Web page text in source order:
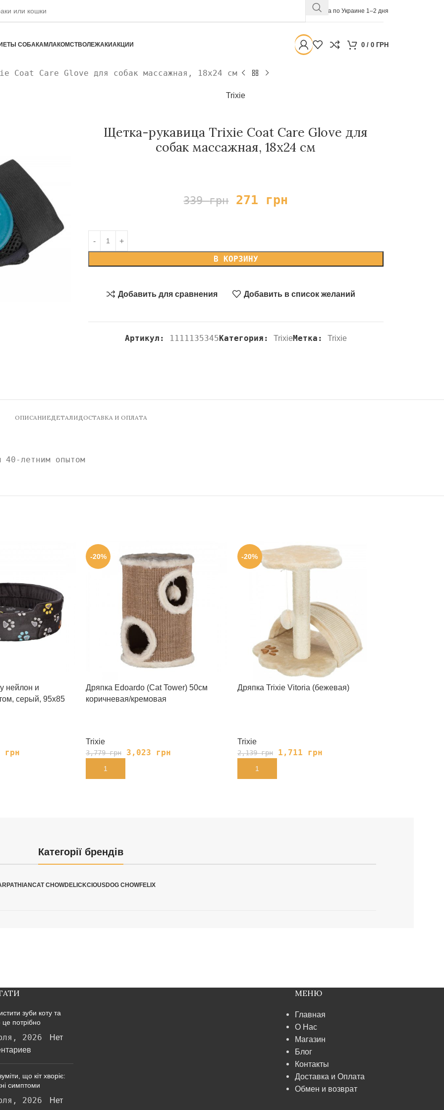
Доставка по Украине 1–2 дня
СОБАКАМЛАКОМСТВОЛЕЖАКИАКЦИИ 0 / 0 ГРН
Coat Care Glove для собак массажная, 18х24 см
Trixie
Щетка-рукавица Trixie Coat Care Glove для
собак массажная, 18х24 см
339грн 271 грн
В КОРЗИНУ
Добавить для сравнения Добавить в список желаний
Артикул: 1111135345Категория: TrixieМетка: Trixie
ОПИСАНИЕ ДЕТАЛИ ДОСТАВКА И ОПЛАТА
летним опытом
нейлон и
серый, 95х85
грн
-20%
Дряпка Edoardo (Cat Tower) 50см
коричневая/кремовая
Trixie
3,779грн 3,023 грн
В КОРЗИНУ
-20%
Дряпка Trixie Vitoria (бежевая)
Trixie
2,139грн 1,711 грн
В КОРЗИНУ
Категорії брендів
CAT CHOWDELICKCIOUSDOG CHOWFELIX
зуби коту та
це потрібно
2026
Нет
що кіт хворіє:
симптоми
2026
Нет
МЕНЮ
Главная
О Нас
Магазин
Блог
Контакты
Доставка и Оплата
Обмен и возврат